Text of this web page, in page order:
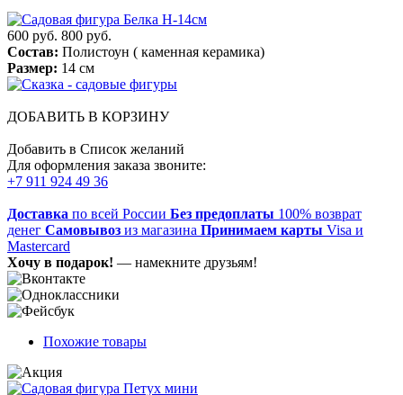
600 руб. 800 руб.
Состав: Полистоун ( каменная керамика)
Размер: 14 см
ДОБАВИТЬ В КОРЗИНУ
Добавить в Список желаний
Для оформления заказа звоните:
+7 911 924 49 36
Доставка по всей России Без предоплаты 100% возврат
денег Самовывоз из магазина Принимаем карты Visa и
Mastercard
Хочу в подарок! — намекните друзьям!
Похожие товары